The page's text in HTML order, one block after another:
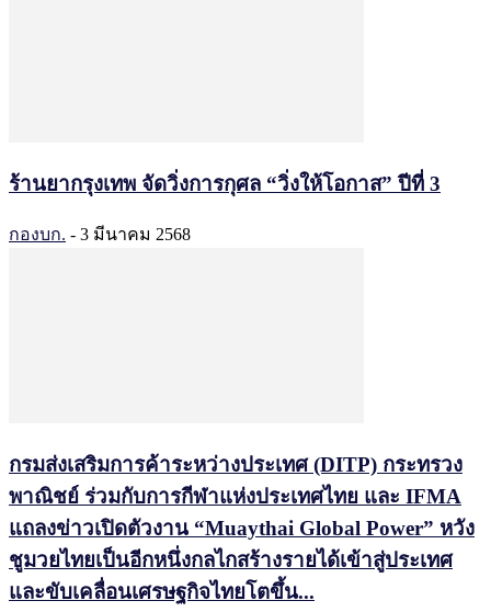
ร้านยากรุงเทพ จัดวิ่งการกุศล “วิ่งให้โอกาส” ปีที่ 3
กองบก. - 3 มีนาคม 2568
กรมส่งเสริมการค้าระหว่างประเทศ (DITP) กระทรวง
พาณิชย์ ร่วมกับการกีฬาแห่งประเทศไทย และ IFMA
แถลงข่าวเปิดตัวงาน “Muaythai Global Power” หวัง
ชูมวยไทยเป็นอีกหนึ่งกลไกสร้างรายได้เข้าสู่ประเทศ
และขับเคลื่อนเศรษฐกิจไทยโตขึ้น...